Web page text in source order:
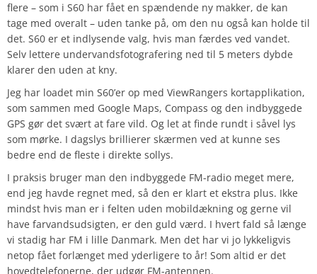
flere – som i S60 har fået en spændende ny makker, de kan
tage med overalt – uden tanke på, om den nu også kan holde til
det. S60 er et indlysende valg, hvis man færdes ved vandet.
Selv lettere undervandsfotografering ned til 5 meters dybde
klarer den uden at kny.
Jeg har loadet min S60’er op med ViewRangers kortapplikation,
som sammen med Google Maps, Compass og den indbyggede
GPS gør det svært at fare vild. Og let at finde rundt i såvel lys
som mørke. I dagslys brillierer skærmen ved at kunne ses
bedre end de fleste i direkte sollys.
I praksis bruger man den indbyggede FM-radio meget mere,
end jeg havde regnet med, så den er klart et ekstra plus. Ikke
mindst hvis man er i felten uden mobildækning og gerne vil
have farvandsudsigten, er den guld værd. I hvert fald så længe
vi stadig har FM i lille Danmark. Men det har vi jo lykkeligvis
netop fået forlænget med yderligere to år! Som altid er det
hovedtelefonerne, der udgør FM-antennen.